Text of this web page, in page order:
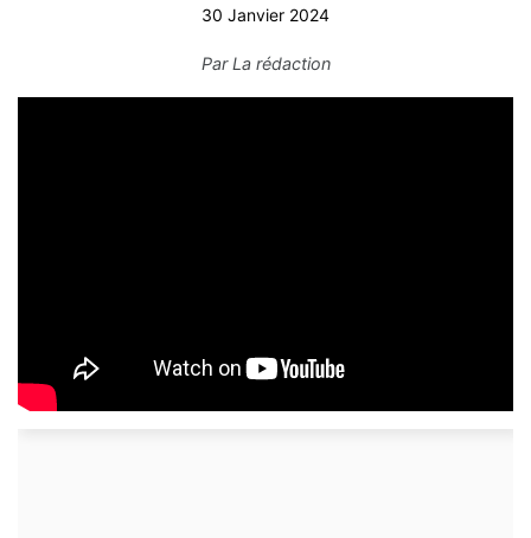
30 Janvier 2024
ParLa rédaction